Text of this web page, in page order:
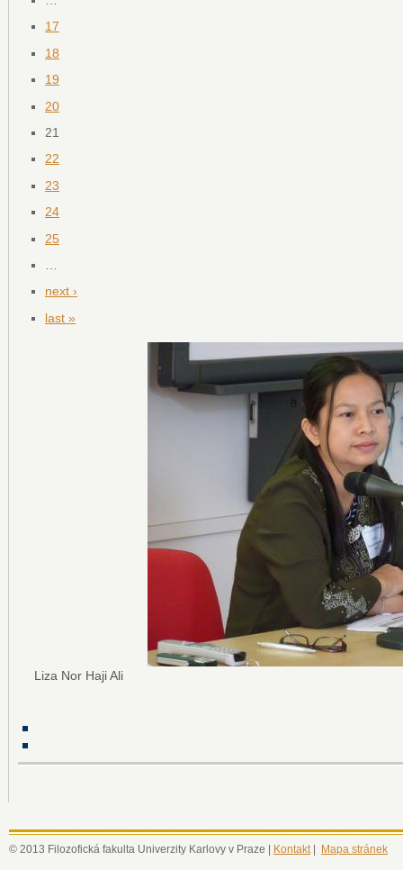
17
18
19
20
21
22
23
24
25
next ›
last »
Liza Nor Haji Ali
© 2013 Filozofická fakulta Univerzity Karlovy v Praze | Kontakt | Mapa stránek